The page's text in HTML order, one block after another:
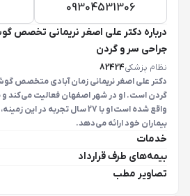
09304531306
درباره دکتر علی اصغر نریمانی تخصص
جراحی سر و گردن
نظام پزشکی82424
دکتر علی اصغر نریمانی زمان آبادی متخصص
گردن است. او در شهر اصفهان فعالیت می‌کند و
واقع شده است او با 27 سال تجربه
بیماران خود ارائه می‌دهد.
خدمات
بیمه‌های طرف قرارداد
تصاویر مطب